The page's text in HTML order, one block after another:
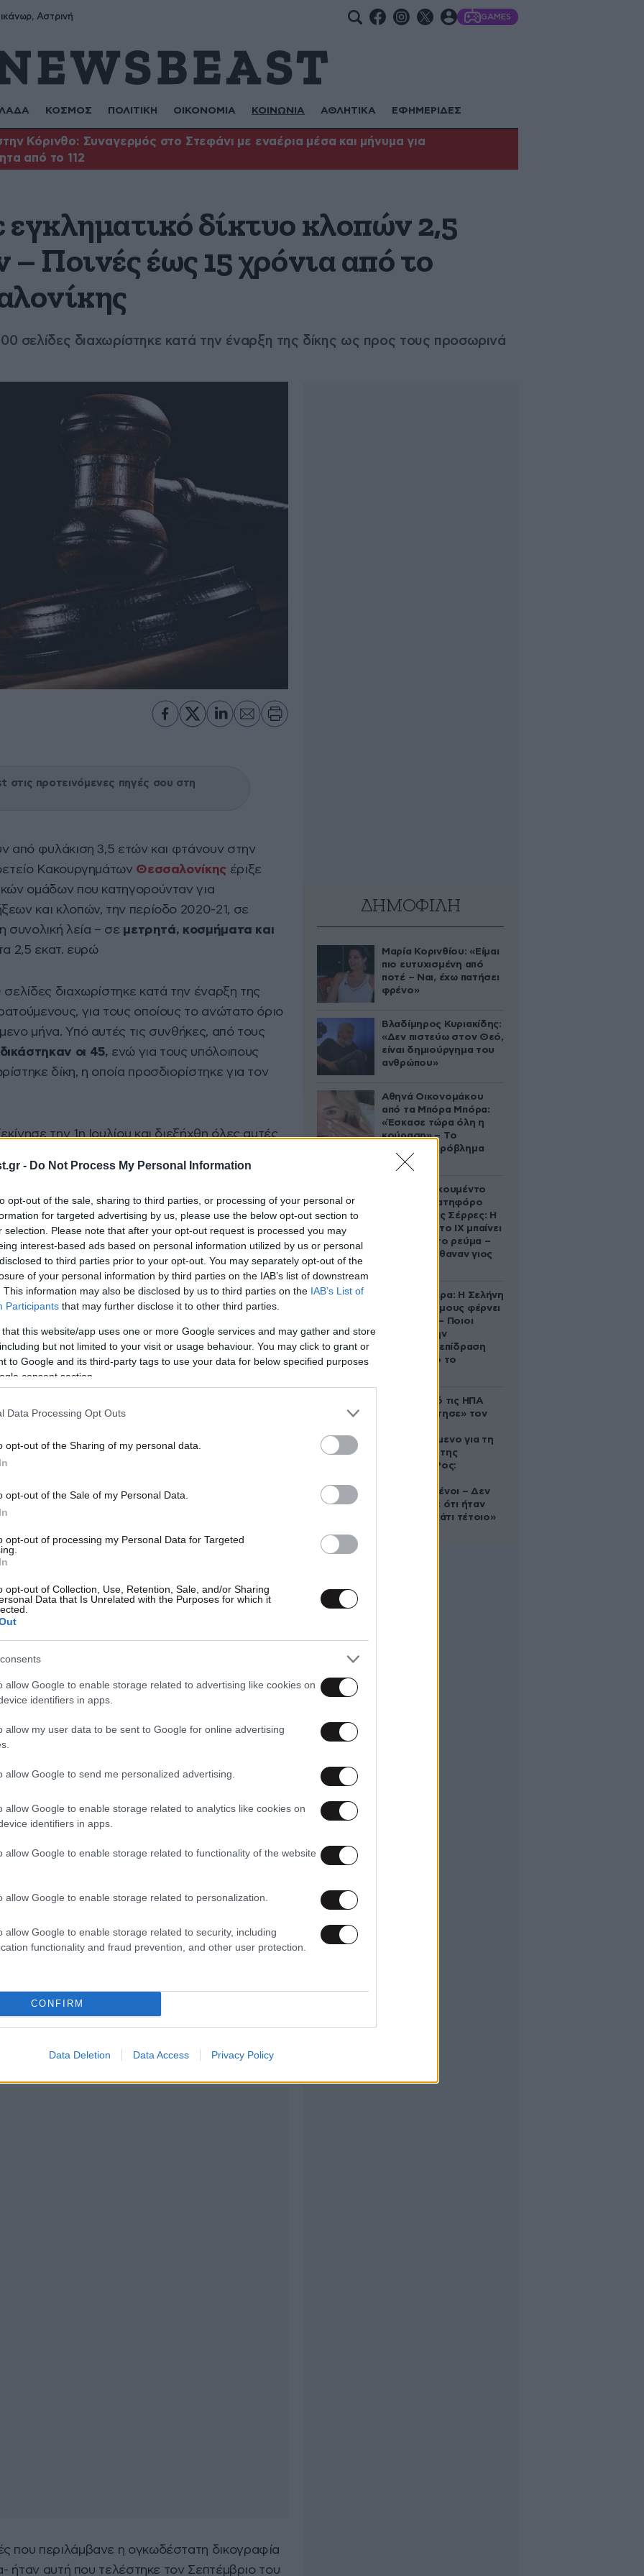
- Do Not Process My Personal Information
opt-out of the sale, sharing to third parties, or processing of your personal or
for targeted advertising by us, please use the below opt-out section to
selection. Please note that after your opt-out request is processed you may
interest-based ads based on personal information utilized by us or personal
to third parties prior to your opt-out. You may separately opt-out of the
of your personal information by third parties on the IAB’s list of downstream
This information may also be disclosed by us to third parties on the IAB’s List of
Participants that may further disclose it to other third parties.
that this website/app uses one or more Google services and may gather and store
but not limited to your visit or usage behaviour. You may click to grant or
to Google and its third-party tags to use your data for below specified purposes
consent section.
Data Processing Opt Outs
opt-out of the Sharing of my personal data.
opt-out of the Sale of my Personal Data.
opt-out of processing my Personal Data for Targeted
opt-out of Collection, Use, Retention, Sale, and/or Sharing
Data that Is Unrelated with the Purposes for which it
allow Google to enable storage related to advertising like cookies on
identifiers in apps.
allow my user data to be sent to Google for online advertising
allow Google to send me personalized advertising.
allow Google to enable storage related to analytics like cookies on
identifiers in apps.
allow Google to enable storage related to functionality of the website
allow Google to enable storage related to personalization.
allow Google to enable storage related to security, including
functionality and fraud prevention, and other user protection.
CONFIRM
Data Deletion Data Access Privacy Policy
Αστρινή GAMES
ΚΟΣΜΟΣ ΠΟΛΙΤΙΚΗ ΟΙΚΟΝΟΜΙΑ ΚΟΙΝΩΝΙΑ ΑΘΛΗΤΙΚΑ ΕΦΗΜΕΡΙΔΕΣ
Κόρινθο: Συναγερμός στο Στεφάνι με εναέρια μέσα και μήνυμα για
από το 112
εγκληματικό δίκτυο κλοπών 2,5
Ποινές έως 15 χρόνια από το
σελίδες διαχωρίστηκε κατά την έναρξη της δίκης ως προς τους προσωρινά
στις προτεινόμενες πηγές σου στη
από φυλάκιση 3,5 ετών και φτάνουν στην
Κακουργημάτων Θεσσαλονίκης έριξε
ομάδων που κατηγορούνταν για
και κλοπών, την περίοδο 2020-21, σε
συνολική λεία – σε μετρητά, κοσμήματα και
2,5 εκατ. ευρώ
διαχωρίστηκε κατά την έναρξη της
για τους οποίους το ανώτατο όριο
μήνα. Υπό αυτές τις συνθήκες, από τους
οι 45, ενώ για τους υπόλοιπους
δίκη, η οποία προσδιορίστηκε για τον
την 1η Ιουλίου και διεξήχθη όλες αυτές
μέτρα, ενώ με μέριμνα του Εφετείου
αίθουσα για να «
φιλοξενήσει
συνηγόρους τους. Ύστερα από 11
ένοχους τους 42 κατηγορούμενους,
την οποία κρίθηκαν ένοχοι οι περισσότεροι
κλοπής (από άτομα που ενώθηκαν για
Ανάλογα με την περίπτωση το
αδικήματα όπως ληστεία, αποδοχή και
με υπολογιστή, παραβίαση του απορρήτου
τις συχνότητες της ΕΛ.ΑΣ.) κ.ά.
οι κατηγορούμενοι τιμωρήθηκαν με ποινές
με το “ταβάνι” να φτάνει τα 15
ποινών φυλάκισης, όπου υπήρχαν οι
ή της αναστολής εκτέλεσης, οι
φυλακές μέχρι να δικαστεί η υπόθεσή τους σε
για τις φυλακές πήραν 37 εκ των 45.
που περιλάμβανε η ογκωδέστατη δικογραφία
ήταν αυτή που τελέστηκε τον Σεπτέμβριο του
ΔΗΜΟΦΙΛΗ
Μαρία Κορινθίου: «Είμαι
πιο ευτυχισμένη από
ποτέ – Ναι, έχω πατήσει
φρένο»
Βλαδίμηρος Κυριακίδης:
«Δεν πιστεύω στον Θεό,
είναι δημιούργημα του
ανθρώπου»
Αθηνά Οικονομάκου
από τα Μπόρα Μπόρα:
«Έσκασε τώρα όλη η
κούραση» – Το
απρόοπτο πρόβλημα
υγείας
Βίντεο-ντοκουμέντο
από το θανατηφόρο
τροχαίο στις Σέρρες: Η
στιγμή που το ΙΧ μπαίνει
στο αντίθετο ρεύμα –
Ακαριαία πέθαναν γιος
Ζώδια σήμερα: Η Σελήνη
στους Διδύμους φέρνει
ανατροπές – Ποιοι
δέχονται την
ευεργετική επίδραση
του Δία από το
Ζευγάρι από τις ΗΠΑ
που «υιοθέτησε» τον
κατηγορούμενο για τη
δολοφονία της
Ελίζαμπεθ Ρος:
συντετριμμένοι – Δεν
έδειξε ποτέ ότι ήταν
ικανός για κάτι τέτοιο»